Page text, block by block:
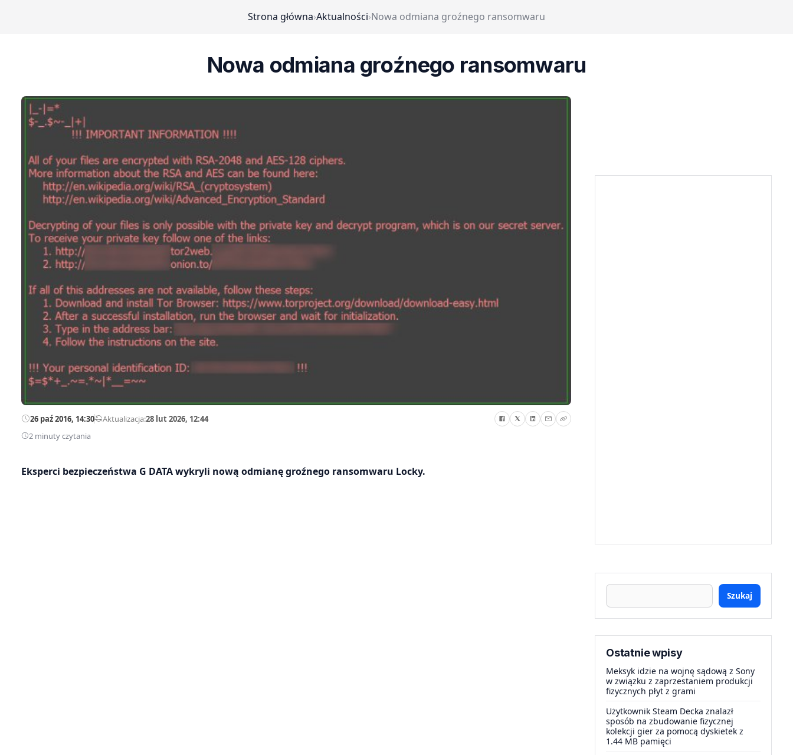
Strona główna›Aktualności›Nowa odmiana groźnego ransomwaru
Nowa odmiana groźnego ransomwaru
26 paź 2016, 14:30—Aktualizacja:28 lut 2026, 12:44
2 minuty czytania
Eksperci bezpieczeństwa G DATA wykryli nową odmianę groźnego ransomwaru Locky.
Szukaj
Ostatnie wpisy
Meksyk idzie na wojnę sądową z Sony
w związku z zaprzestaniem produkcji
fizycznych płyt z grami
Użytkownik Steam Decka znalazł
sposób na zbudowanie fizycznej
kolekcji gier za pomocą dyskietek z
1.44 MB pamięci